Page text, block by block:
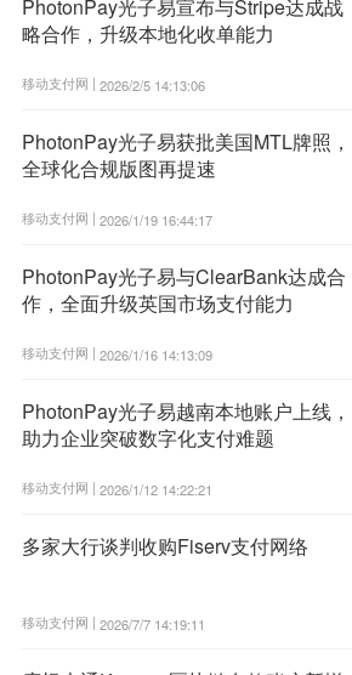
PhotonPay光子易宣布与Stripe达成战
略合作，升级本地化收单能力
移动支付网 | 2026/2/5 14:13:06
PhotonPay光子易获批美国MTL牌照，
全球化合规版图再提速
移动支付网 | 2026/1/19 16:44:17
PhotonPay光子易与ClearBank达成合
作，全面升级英国市场支付能力
移动支付网 | 2026/1/16 14:13:09
PhotonPay光子易越南本地账户上线，
助力企业突破数字化支付难题
移动支付网 | 2026/1/12 14:22:21
多家大行谈判收购Fiserv支付网络
移动支付网 | 2026/7/7 14:19:11